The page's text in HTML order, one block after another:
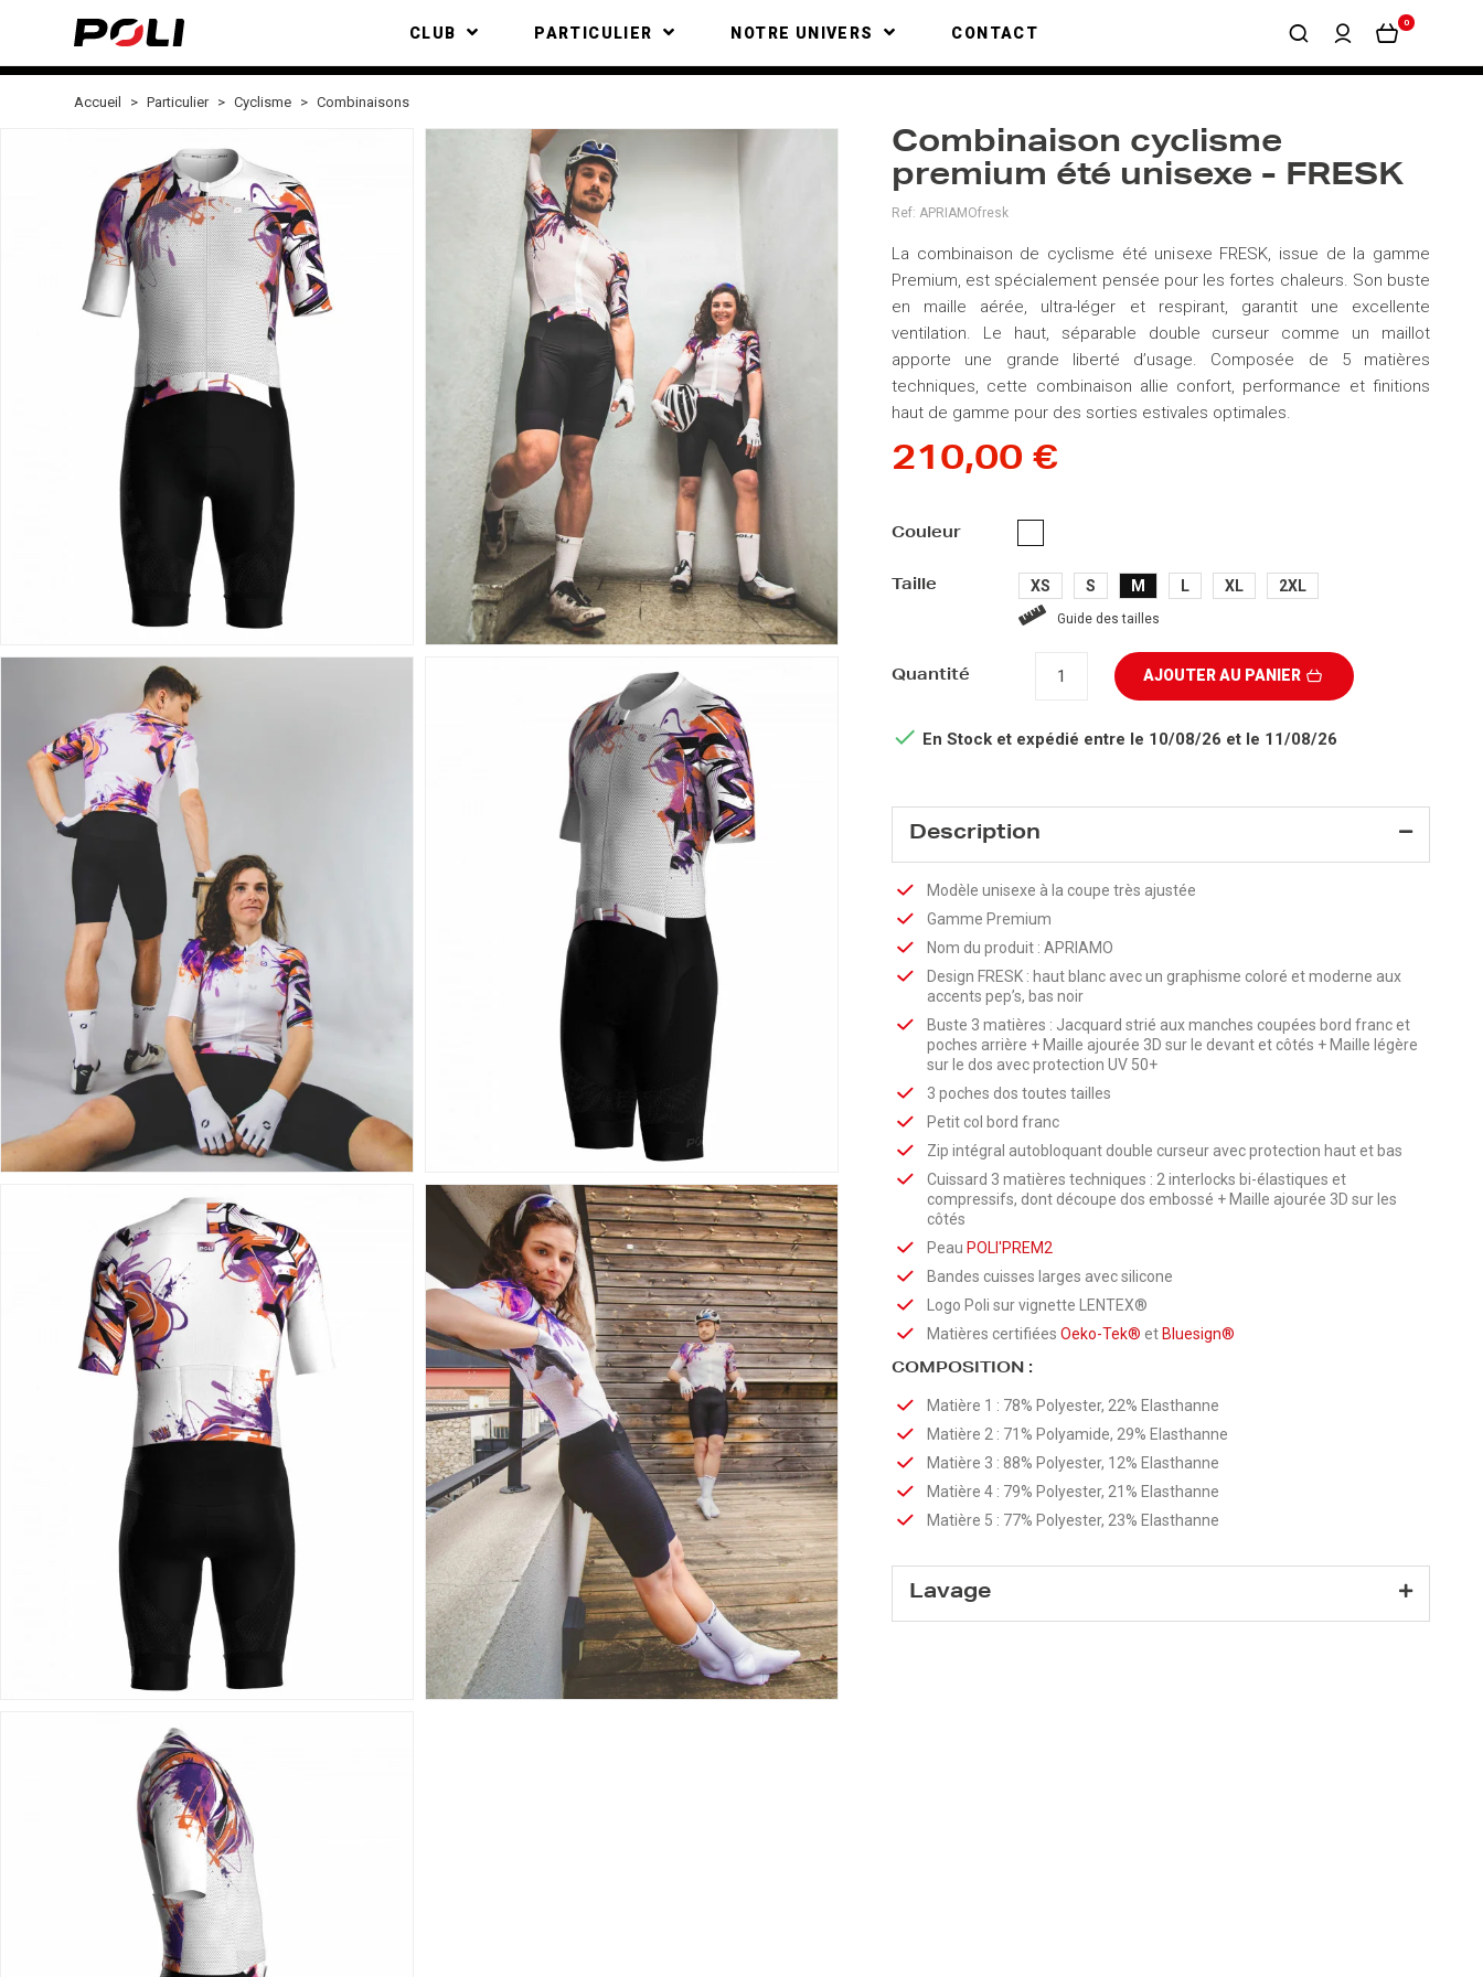
CLUB PARTICULIER NOTRE UNIVERS CONTACT
0
Accueil Particulier Cyclisme Combinaisons
Combinaison cyclisme
premium été unisexe - FRESK
Ref: APRIAMOfresk
La combinaison de cyclisme été unisexe FRESK, issue de la gamme
Premium, est spécialement pensée pour les fortes chaleurs. Son buste
en maille aérée, ultra-léger et respirant, garantit une excellente
ventilation. Le haut, séparable double curseur comme un maillot
apporte une grande liberté d’usage. Composée de 5 matières
techniques, cette combinaison allie confort, performance et finitions
haut de gamme pour des sorties estivales optimales.
210,00 €
Couleur
Taille XS S M L XL 2XL
Guide des tailles
Quantité AJOUTER AU PANIER
 En Stock et expédié entre le 10/08/26 et le 11/08/26
Description
Modèle unisexe à la coupe très ajustée
Gamme Premium
Nom du produit : APRIAMO
Design FRESK : haut blanc avec un graphisme coloré et moderne aux
accents pep’s, bas noir
Buste 3 matières : Jacquard strié aux manches coupées bord franc et
poches arrière + Maille ajourée 3D sur le devant et côtés + Maille légère
sur le dos avec protection UV 50+
3 poches dos toutes tailles
Petit col bord franc
Zip intégral autobloquant double curseur avec protection haut et bas
Cuissard 3 matières techniques : 2 interlocks bi-élastiques et
compressifs, dont découpe dos embossé + Maille ajourée 3D sur les
côtés
Peau POLI'PREM2
Bandes cuisses larges avec silicone
Logo Poli sur vignette LENTEX®
Matières certifiées Oeko-Tek® et Bluesign®
COMPOSITION :
Matière 1 : 78% Polyester, 22% Elasthanne
Matière 2 : 71% Polyamide, 29% Elasthanne
Matière 3 : 88% Polyester, 12% Elasthanne
Matière 4 : 79% Polyester, 21% Elasthanne
Matière 5 : 77% Polyester, 23% Elasthanne
Lavage